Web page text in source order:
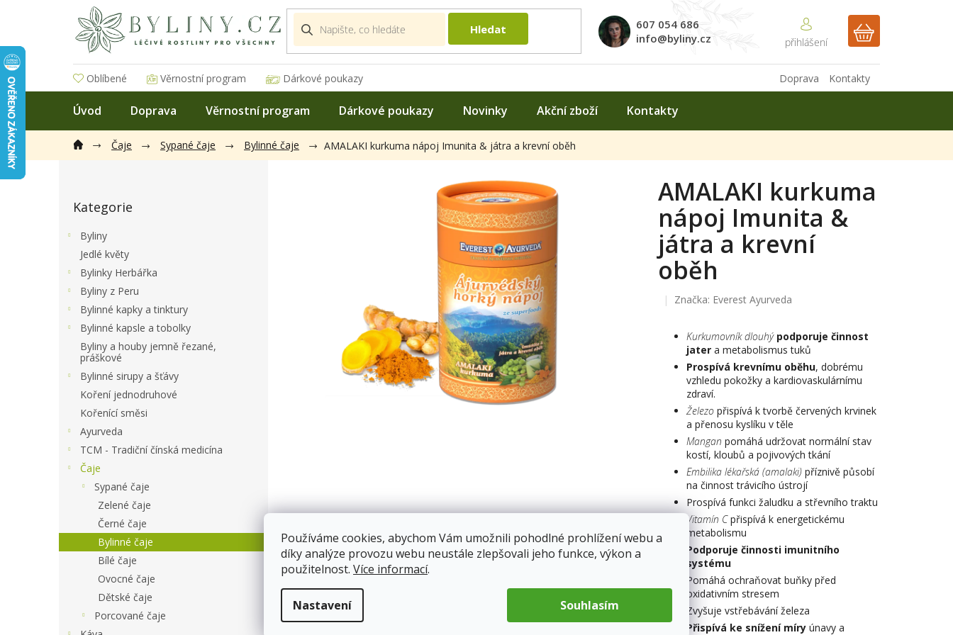
Používáme cookies, abychom Vám umožnili pohodlné prohlížení webu a
díky analýze provozu webu neustále zlepšovali jeho funkce, výkon a
použitelnost. Více informací.
Nastavení Souhlasím
Hledat
607 054 686
info@byliny.cz
NÁKUPNÍ
Oblíbené Věrnostní program Dárkové poukazy Kontakty
Doprava
Úvod Doprava Věrnostní program Dárkové poukazy Novinky Akční zboží Kontakty
Čaje Sypané čaje Bylinné čaje AMALAKI kurkuma nápoj Imunita & játra a krevní oběh
kategorie
Kategorie
Byliny
Jedlé květy
Bylinky Herbářka
Byliny z Peru
Bylinné kapky a tinktury
Bylinné kapsle a tobolky
Byliny a houby jemně řezané,
práškové
Bylinné sirupy a šťávy
Koření jednodruhové
Kořenící směsi
Ayurveda
TCM - Tradiční čínská medicína
Čaje
Sypané čaje
Zelené čaje
Černé čaje
Bylinné čaje
Bílé čaje
Ovocné čaje
Dětské čaje
Porcované čaje
Kurkumovník dlouhý podporuje činnost
jater a metabolismus tuků
Prospívá krevnímu oběhu, dobrému
vzhledu pokožky a kardiovaskulárnímu
zdraví.
Železo přispívá k tvorbě červených krvinek
a přenosu kyslíku v těle
Mangan pomáhá udržovat normální stav
kostí, kloubů a pojivových tkání
Embilika lékařská (amalaki) příznivě působí
na činnost trávicího ústrojí
Prospívá funkci žaludku a střevního traktu
Vitamín C přispívá k energetickému
metabolismu
Podporuje činnosti imunitního
systému
Pomáhá ochraňovat buňky před
oxidativním stresem
Zvyšuje vstřebávání železa
Přispívá ke snížení míryúnavy a
AMALAKI kurkuma
nápoj Imunita &
játra a krevní
oběh
Značka: Everest Ayurveda